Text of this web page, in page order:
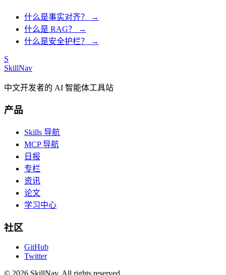
什么是事实对齐？
→
什么是 RAG？
→
什么是安全护栏？
→
S
SkillNav
中文开发者的 AI 智能体工具站
产品
Skills 导航
MCP 导航
日报
专栏
资讯
论文
学习中心
社区
GitHub
Twitter